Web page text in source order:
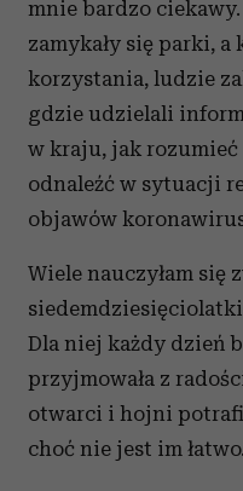
mnie bardzo
zamykały się parki,
korzystania, ludzie
gdzie udzielali
w kraju, jak
odnaleźć w sytuacji
objawów
Wiele nauczyłam się
Dla niej każdy dzień
przyjmowała z
otwarci i hojni
choć nie jest im łatwo.